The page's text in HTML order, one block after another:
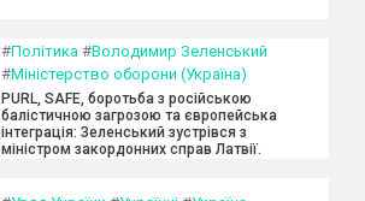
#Політика #Володимир Зеленський
#Міністерство оборони (Україна)
PURL, SAFE, боротьба з російською
балістичною загрозою та європейська
інтеграція: Зеленський зустрівся з
міністром закордонних справ Латвії.